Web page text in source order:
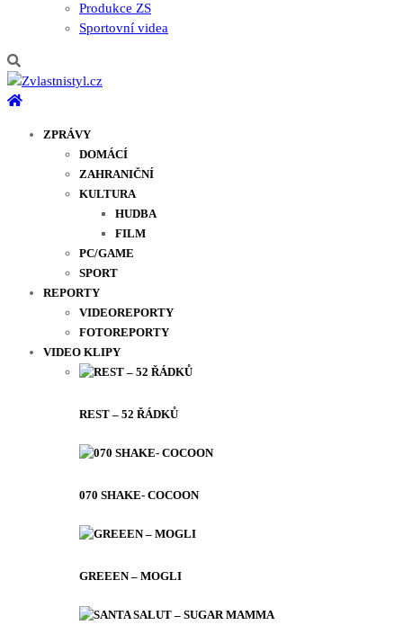
Produkce ZS
Sportovní videa
ZPRÁVY
DOMÁCÍ
ZAHRANIČNÍ
KULTURA
HUDBA
FILM
PC/GAME
SPORT
REPORTY
VIDEOREPORTY
FOTOREPORTY
VIDEO KLIPY
REST – 52 ŘÁDKŮ
070 SHAKE- COCOON
GREEEN – MOGLI